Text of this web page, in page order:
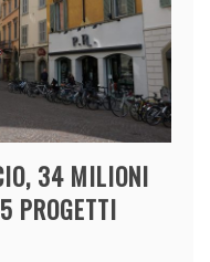
34 MILIONI
PROGETTI